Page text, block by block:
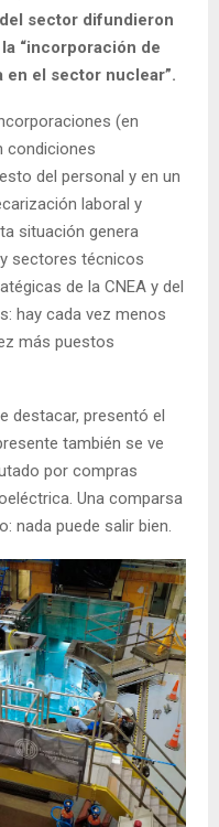
sector difundieron
“incorporación de
en el sector nuclear”.
(en
condiciones
del personal y en un
laboral y
situación genera
sectores técnicos
de la CNEA y del
hay cada vez menos
más puestos
destacar, presentó el
también se ve
por compras
Una comparsa
nada puede salir bien.